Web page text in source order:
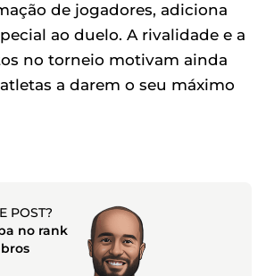
de jogadores, adiciona
ao duelo. A rivalidade e a
no torneio motivam ainda
a darem o seu máximo
POST?
no rank